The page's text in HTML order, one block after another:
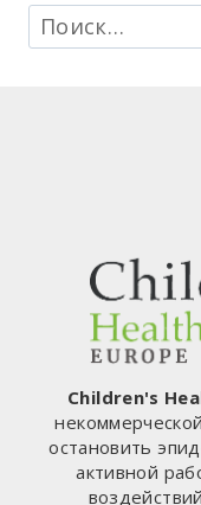
Найти:
Children's
остановить
активной